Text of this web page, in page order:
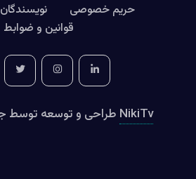
نویسندگان
حریم خصوصی
قوانین و ضوابط
NikiTv